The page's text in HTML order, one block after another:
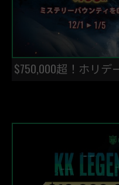
$750,000超！ホリデ